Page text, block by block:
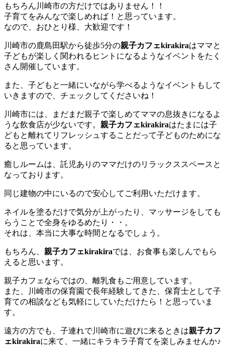
もちろん川崎市の方だけではありません！！
子育てをみんなで楽しめれば！と思っています。
なので、おひとり様、大歓迎です！
川崎市の鹿島田駅から徒歩5分の親子カフェkirakiraはママと
子どもが楽しく関われるヒントになるようなイベントをたく
さん開催しています。
また、子どもと一緒にいながら学べるようなイベントもして
いきますので、チェックしてくださいね！
川崎市には、まだまだ親子で楽しめてママの息抜きになるよ
うな飲食店が少ないです。 親子カフェkirakiraはたまには子
どもと離れてリフレッシュすることだって子どものためにな
ると思っています。
癒しルームは、託児ありのママだけのリラックススペースと
なっております。
同じ建物の中にいるので安心してご利用いただけます。
ネイルを塗るだけで気分が上がったり、マッサージをしても
らうことで全身をゆるめたり・・。
それは、本当に大事な時間となるでしょう。
もちろん、 親子カフェkirakiraでは、お食事も楽しんでもら
えると思います。
親子カフェならではの、離乳食もご用意しています。
また、川崎市の保育園で長年経験してきた、保育士として子
育ての相談なども気軽にしていただけたら！と思っていま
す。
遠方の方でも、子連れで川崎市に遊びに来るときは親子カフ
ェkirakiraに来て、一緒にキラキラ子育てを楽しみませんか♪